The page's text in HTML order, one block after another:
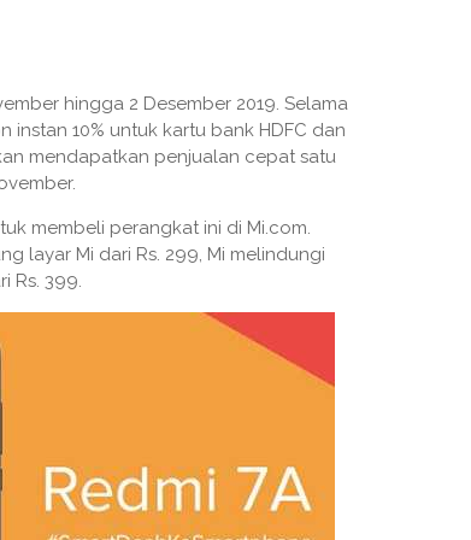
hingga 2 Desember 2019. Selama
10% untuk kartu bank HDFC dan
mendapatkan penjualan cepat satu
membeli perangkat ini di Mi.com.
layar Mi dari Rs. 299, Mi melindungi
Rs. 399.